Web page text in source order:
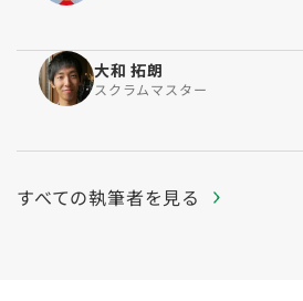
大和 拓朗
スクラムマスター
すべての執筆者を見る